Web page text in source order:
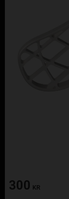
300 KR